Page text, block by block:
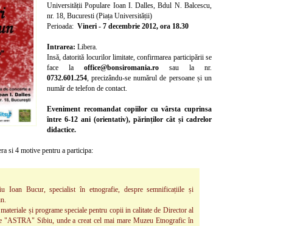
Universității Populare Ioan I. Dalles, Bdul N. Balcescu,
nr. 18, Bucuresti (Piața Universității)
Perioada: Vineri - 7 decembrie 2012, ora 18.30
Intrarea: Libera.
Insă, datorită locurilor limitate, confirmarea participării se
face la office@bonsiromania.ro sau la nr.
0732.601.254, precizându-se numărul de persoane și un
număr de telefon de contact.
Eveniment recomandat copiilor cu vârsta cuprinsa
între 6-12 ani (orientativ), părinților cât și cadrelor
didactice.
si 4 motive pentru a participa:
Ioan Bucur, specialist în etnografie, despre semnificațiile și
și programe speciale pentru copii in calitate de Director al
"ASTRA" Sibiu, unde a creat cel mai mare Muzeu Etnografic în